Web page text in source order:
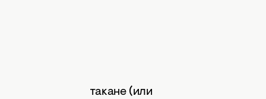
стеклянном стакане (или